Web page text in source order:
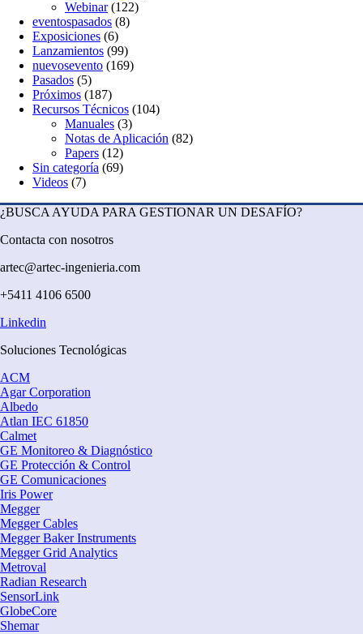
Webinar(122)
eventospasados (8)
Exposiciones (6)
Lanzamientos (99)
nuevosevento (169)
Pasados (5)
Próximos (187)
Recursos Técnicos (104)
Manuales (3)
Notas de Aplicación (82)
Papers (12)
Sin categoría (69)
Videos (7)
¿BUSCA AYUDA PARA GESTIONAR UN DESAFÍO?
Contacta con nosotros
artec@artec-ingenieria.com
+5411 4106 6500
Linkedin
Soluciones Tecnológicas
ACM
Agar Corporation
Albedo
Atlan IEC 61850
Calmet
GE Monitoreo & Diagnóstico
GE Protección & Control
GE Comunicaciones
Iris Power
Megger
Megger Cables
Megger Baker Instruments
Megger Grid Analytics
Metroval
Radian Research
SensorLink
GlobeCore
Shemar